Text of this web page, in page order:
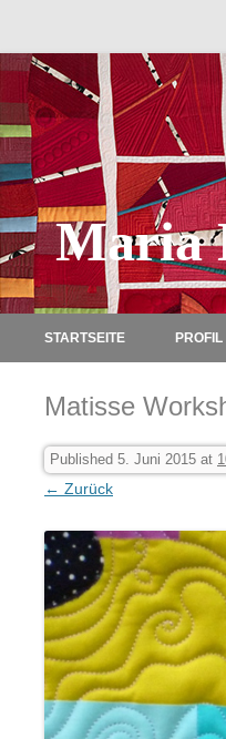
Maria
STARTSEITE PROFIL
Matisse
Published 5. Juni 2015 at
← Zurück